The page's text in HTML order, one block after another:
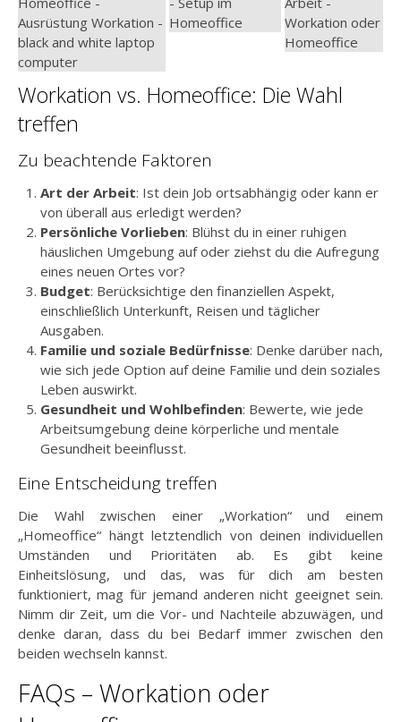
Workation vs. Homeoffice: Die Wahl
treffen
Zu beachtende Faktoren
Art der Arbeit: Ist dein Job ortsabhängig oder kann er
von überall aus erledigt werden?
Persönliche Vorlieben: Blühst du in einer ruhigen
häuslichen Umgebung auf oder ziehst du die Aufregung
eines neuen Ortes vor?
Budget: Berücksichtige den finanziellen Aspekt,
einschließlich Unterkunft, Reisen und täglicher
Ausgaben.
Familie und soziale Bedürfnisse: Denke darüber nach,
wie sich jede Option auf deine Familie und dein soziales
Leben auswirkt.
Gesundheit und Wohlbefinden: Bewerte, wie jede
Arbeitsumgebung deine körperliche und mentale
Gesundheit beeinflusst.
Eine Entscheidung treffen
Die Wahl zwischen einer „Workation“ und einem
„Homeoffice“ hängt letztendlich von deinen individuellen
Umständen und Prioritäten ab. Es gibt keine
Einheitslösung, und das, was für dich am besten
funktioniert, mag für jemand anderen nicht geeignet sein.
Nimm dir Zeit, um die Vor- und Nachteile abzuwägen, und
denke daran, dass du bei Bedarf immer zwischen den
beiden wechseln kannst.
FAQs – Workation oder